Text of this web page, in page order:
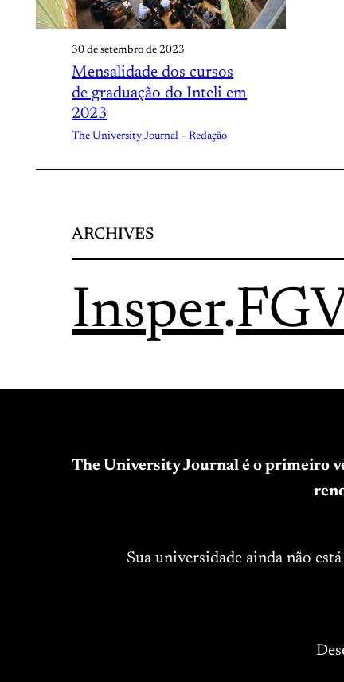
30 de setembro de 2023
Mensalidade dos cursos
de graduação do Inteli em
2023
The University Journal – Redação
ARCHIVES
Insper.
The University Journal é o primeiro
Sua universidade ainda não